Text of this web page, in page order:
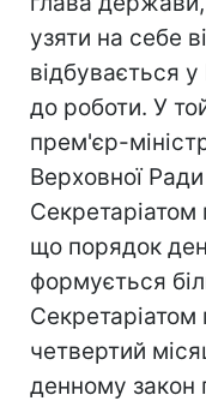
узяти на себе
відбувається
до роботи. У
прем'єр-
Верховної
що порядок
формується
четвертий
денному закон